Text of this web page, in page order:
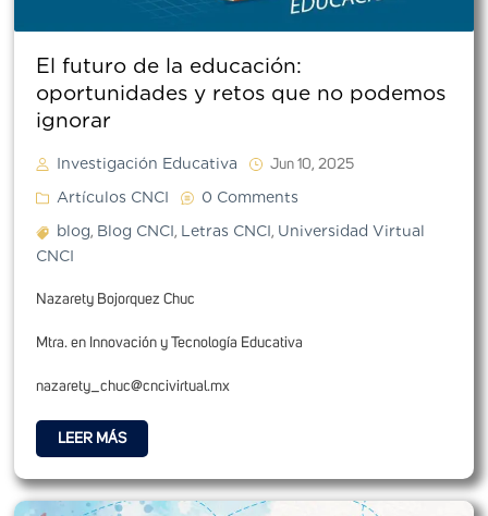
El futuro de la educación:
oportunidades y retos que no podemos
ignorar
Investigación Educativa Jun 10, 2025
Artículos CNCI
0 Comments
blog, Blog CNCI, Letras CNCI, Universidad Virtual
CNCI
Nazarety Bojorquez Chuc
Mtra. en Innovación y Tecnología Educativa
nazarety_chuc@cncivirtual.mx
LEER MÁS